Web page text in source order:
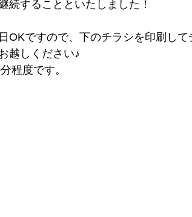
続することといたしました！
OKですので、下のチラシを印刷し
越しください♪
程度です。